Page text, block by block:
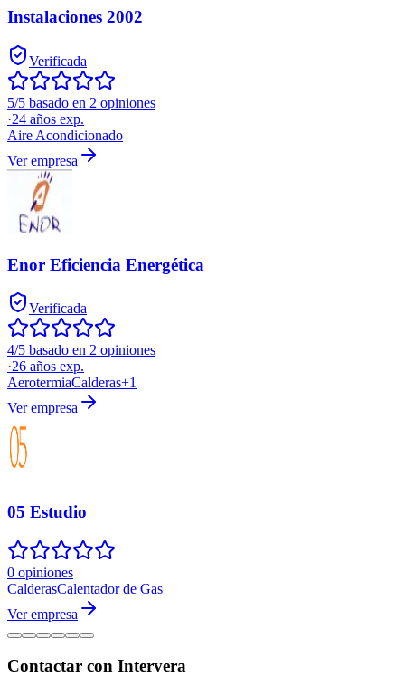
Instalaciones 2002
Verificada
5/5 basado en 2 opiniones
·24 años exp.
Aire Acondicionado
Ver empresa
Enor Eficiencia Energética
Verificada
4/5 basado en 2 opiniones
·26 años exp.
AerotermiaCalderas+1
Ver empresa
05 Estudio
0 opiniones
CalderasCalentador de Gas
Ver empresa
Contactar con Intervera